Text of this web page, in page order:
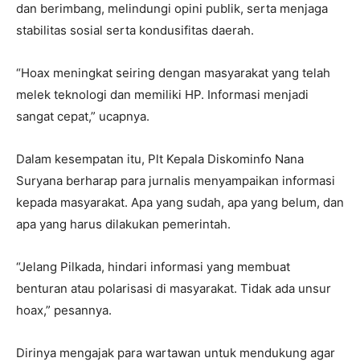
dan berimbang, melindungi opini publik, serta menjaga
stabilitas sosial serta kondusifitas daerah.
“Hoax meningkat seiring dengan masyarakat yang telah
melek teknologi dan memiliki HP. Informasi menjadi
sangat cepat,” ucapnya.
Dalam kesempatan itu, Plt Kepala Diskominfo Nana
Suryana berharap para jurnalis menyampaikan informasi
kepada masyarakat. Apa yang sudah, apa yang belum, dan
apa yang harus dilakukan pemerintah.
“Jelang Pilkada, hindari informasi yang membuat
benturan atau polarisasi di masyarakat. Tidak ada unsur
hoax,” pesannya.
Dirinya mengajak para wartawan untuk mendukung agar